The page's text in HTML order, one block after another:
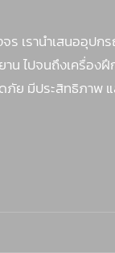
รานำเสนออุปกร
ไปจนถึงเครื่อง
มีประสิทธิภาพ แล